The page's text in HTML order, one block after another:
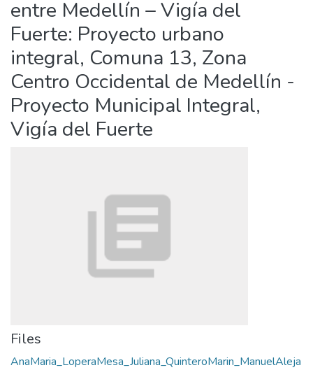
entre Medellín – Vigía del
Fuerte: Proyecto urbano
integral, Comuna 13, Zona
Centro Occidental de Medellín -
Proyecto Municipal Integral,
Vigía del Fuerte
Files
AnaMaria_LoperaMesa_Juliana_QuinteroMarin_ManuelAleja